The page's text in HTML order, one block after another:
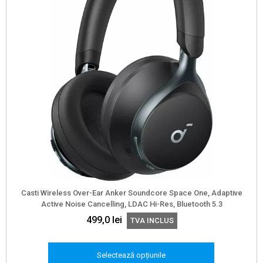
Casti Wireless Over-Ear Anker Soundcore Space One, Adaptive
Active Noise Cancelling, LDAC Hi-Res, Bluetooth 5.3
499,0 lei TVA INCLUS
Selectează opțiunile